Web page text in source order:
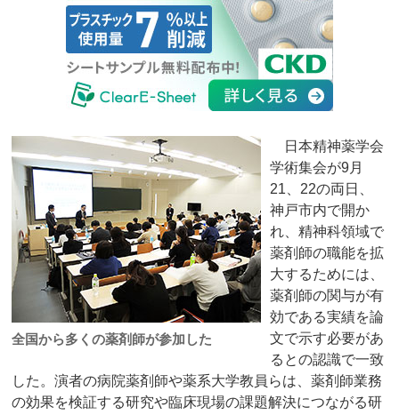
全国から多くの薬剤師が参加した
日本精神薬学会
学術集会が9月
21、22の両日、
神戸市内で開か
れ、精神科領域で
薬剤師の職能を拡
大するためには、
薬剤師の関与が有
効である実績を論
文で示す必要があ
るとの認識で一致
した。演者の病院薬剤師や薬系大学教員らは、薬剤師業務
の効果を検証する研究や臨床現場の課題解決につながる研